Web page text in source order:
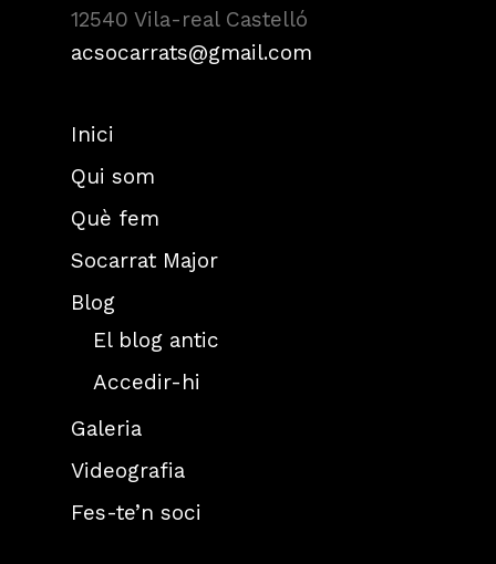
12540 Vila-real Castelló
acsocarrats@gmail.com
Inici
Qui som
Què fem
Socarrat Major
Blog
El blog antic
Accedir-hi
Galeria
Videografia
Fes-te’n soci